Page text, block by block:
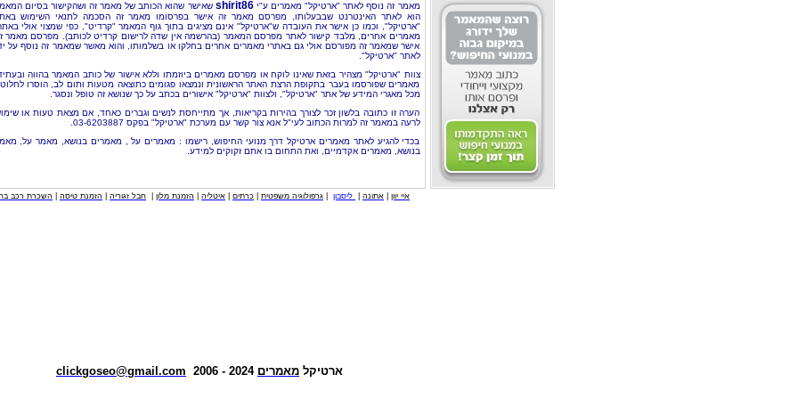
מאמר זה נוסף לאתר "ארטיקל" מאמרים ע"יshirit86 שאישר שהוא הכותב של מאמר זה ושהקישור בסיום
הוא לאתר האינטרנט שבבעלותו, מפרסם מאמר זה אישר בפרסומו מאמר זה הסכמה לתנאי השימוש
"ארטיקל", וכמו כן אישר את העובדה ש"ארטיקל" אינם מציגים בתוך גוף המאמר "קרדיט", כפי שמצוי אולי
מאמרים אחרים, מלבד קישור לאתר מפרסם המאמר (בהרשמה אין שדה לרישום קרדיט לכותב). מפרסם מאמר
אישר שמאמר זה מפורסם אולי גם באתרי מאמרים אחרים בחלקו או בשלמותו, והוא מאשר שמאמר זה נוסף על
לאתר "ארטיקל".
צוות "ארטיקל" מצהיר בזאת שאינו לוקח או מפרסם מאמרים ביוזמתו וללא אישור של כותב המאמר בהווה
מאמרים שפורסמו בעבר בתקופת הרצת האתר הראשונית ונמצאו פגומים כתוצאה מטעות ותום לב, הוסרו
מכל מאגרי המידע של אתר "ארטיקל", ולצוות "ארטיקל" אישורים בכתב על כך שנושא זה טופל ונסגר.
הערה זו כתובה בלשון זכר לצורך בהירות בקריאות, אך מתייחסת לנשים וגברים כאחד, אם מצאת טעות או
לרעה במאמר זה למרות הכתוב לעי"ל אנא צור קשר עם מערכת "ארטיקל" בפקס 03-6203887.
בכדי להגיע לאתר מאמרים ארטיקל דרך מנועי החיפוש, רישמו : מאמרים על , מאמרים בנושא, מאמר על,
בנושא, מאמרים אקדמיים, ואת התחום בו אתם זקוקים למידע.
איי יוון אתונה ליסבון גרפולוגיה משפטית כרתים איטליה הזמנת מלון חבל זגוריה הזמנת טיסה השכרת רכב
ארטיקל מאמרים 2024 - 2006
clickgoseo@gmail.com